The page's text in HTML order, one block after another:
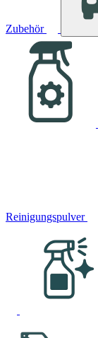
Zubehör
Reinigungspulver